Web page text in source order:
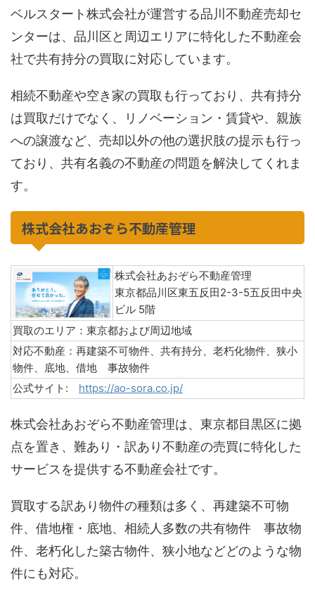
ベルスタート株式会社が運営する品川不動産売却セ
ンターは、品川区と周辺エリアに特化した不動産会
社で共有持分の買取に対応しています。
相続不動産や空き家の買取も行っており、共有持分
は買取だけでなく、リノベーション・賃貸や、親族
への譲渡など、売却以外の他の選択肢の提示も行っ
ており、共有名義の不動産の問題を解決してくれま
す。
株式会社あおぞら不動産管理
株式会社あおぞら不動産管理
東京都品川区東五反田2-3-5五反田中央
ビル 5階
買取のエリア：東京都および周辺地域
対応不動産：再建築不可物件、共有持分、老朽化物件、狭小
物件、底地、借地 事故物件
公式サイト: https://ao-sora.co.jp/
株式会社あおぞら不動産管理は、東京都目黒区に拠
点を置き、難あり・訳あり不動産の売買に特化した
サービスを提供する不動産会社です。
買取する訳あり物件の種類は多く、再建築不可物
件、借地権・底地、相続人多数の共有物件 事故物
件、老朽化した築古物件、狭小地などどのような物
件にも対応。